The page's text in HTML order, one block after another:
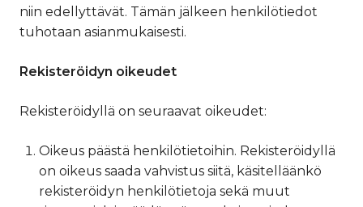
niin edellyttävät. Tämän jälkeen henkilötiedot
tuhotaan asianmukaisesti.
Rekisteröidyn oikeudet
Rekisteröidyllä on seuraavat oikeudet:
Oikeus päästä henkilötietoihin. Rekisteröidyllä
on oikeus saada vahvistus siitä, käsitelläänkö
rekisteröidyn henkilötietoja sekä muut